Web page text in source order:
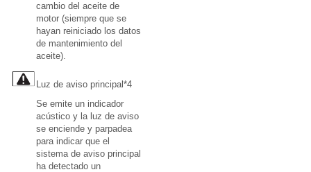
cambio del aceite de
motor (siempre que se
hayan reiniciado los datos
de mantenimiento del
aceite).
Luz de aviso principal*4
Se emite un indicador
acústico y la luz de aviso
se enciende y parpadea
para indicar que el
sistema de aviso principal
ha detectado un